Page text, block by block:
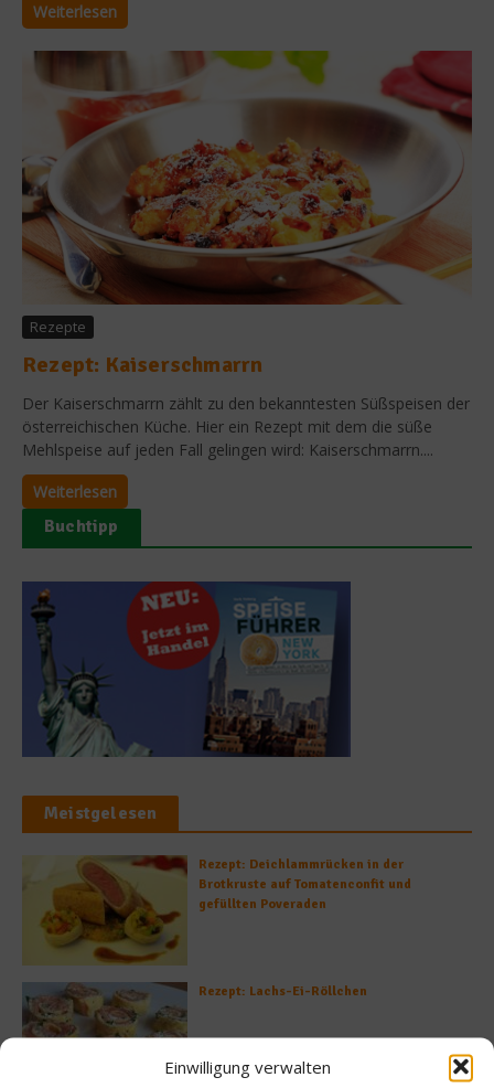
Einwilligung verwalten
Weiterlesen
Rezepte
Rezept: Kaiserschmarrn
Der Kaiserschmarrn zählt zu den bekanntesten Süßspeisen der
österreichischen Küche. Hier ein Rezept mit dem die süße
Mehlspeise auf jeden Fall gelingen wird: Kaiserschmarrn....
Weiterlesen
Buchtipp
Meistgelesen
Rezept: Deichlammrücken in der
Brotkruste auf Tomatenconfit und
gefüllten Poveraden
Rezept: Lachs-Ei-Röllchen